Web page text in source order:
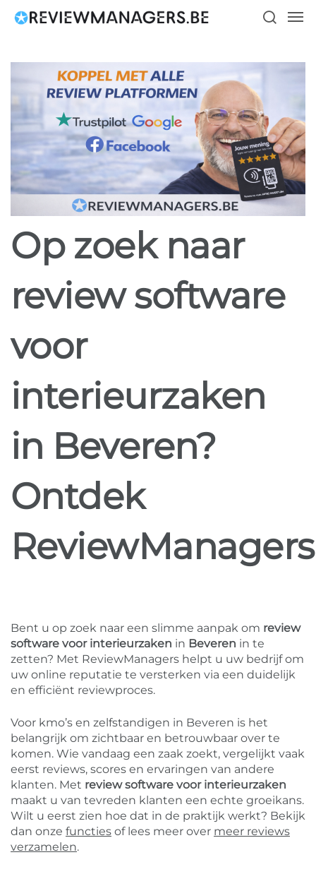
Op zoek naar
review software
voor
interieurzaken
in Beveren?
Ontdek
ReviewManagers
Bent u op zoek naar een slimme aanpak om review
software voor interieurzaken in Beveren in te
zetten? Met ReviewManagers helpt u uw bedrijf om
uw online reputatie te versterken via een duidelijk
en efficiënt reviewproces.
Voor kmo’s en zelfstandigen in Beveren is het
belangrijk om zichtbaar en betrouwbaar over te
komen. Wie vandaag een zaak zoekt, vergelijkt vaak
eerst reviews, scores en ervaringen van andere
klanten. Met review software voor interieurzaken
maakt u van tevreden klanten een echte groeikans.
Wilt u eerst zien hoe dat in de praktijk werkt? Bekijk
dan onze functies of lees meer over meer reviews
verzamelen.